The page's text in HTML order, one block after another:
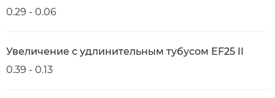
0.29 - 0.06
Увеличение с удлинительным тубусом EF25 II
0.39 - 0.13